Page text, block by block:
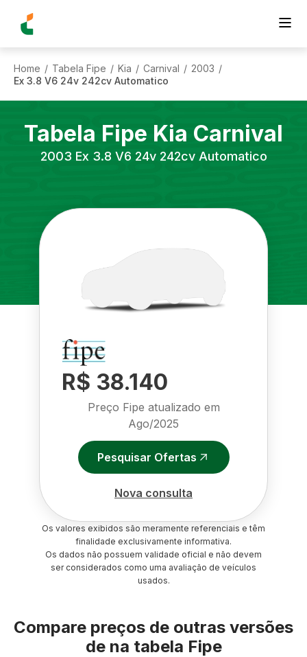
Home / Tabela Fipe / Kia / Carnival / 2003 /
Ex 3.8 V6 24v 242cv Automatico
Tabela Fipe Kia Carnival
2003 Ex 3.8 V6 24v 242cv Automatico
R$ 38.140
Preço Fipe atualizado em
Ago/2025
Pesquisar Ofertas
Nova consulta
Os valores exibidos são meramente referenciais e têm
finalidade exclusivamente informativa.
Os dados não possuem validade oficial e não devem
ser considerados como uma avaliação de veículos
usados.
Compare preços de outras versões
de na tabela Fipe